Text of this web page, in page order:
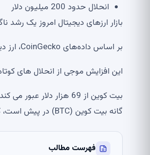
انحلال حدود 200 میلیون دلار
بازار ارزهای دیجیتال امروز یک
بر اساس داده‌های CoinGecko، ارز دیجیتال پرچمدار بیت‌کوین (BTC) اوایل امروز از سطح 69000 دلار فراتر رفت.
این افزایش موجی از انحلال های کوتاه مدت را برانگیخت که
گانه بیت کوین (BTC) در پیش است، کاردانو (ADA) نیاز به تزریق سرمایه تکان دهنده دارد: بررسی بازار ارز دیجیتال
فهرست مطالب